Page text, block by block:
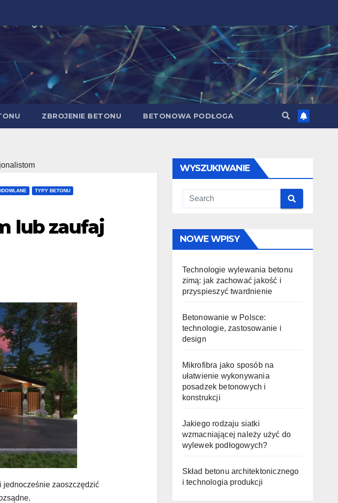
ZBROJENIE BETONU BETONOWA PODŁOGA
TYPY BETONU
lub zaufaj
jednocześnie zaoszczędzić
WYSZUKIWANIE
NOWE WPISY
Technologie wylewania betonu
zimą: jak zachować jakość i
przyspieszyć twardnienie
Betonowanie w Polsce:
technologie, zastosowanie i
design
Mikrofibra jako sposób na
ułatwienie wykonywania
posadzek betonowych i
konstrukcji
Jakiego rodzaju siatki
wzmacniającej należy użyć do
wylewek podłogowych?
Skład betonu architektonicznego
i technologia produkcji